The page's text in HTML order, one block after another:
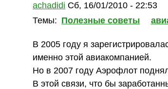
achadidi Сб, 16/01/2010 - 22:53
Темы: Полезные советы
В 2005 году я
именно этой авиакомпанией.
Но в 2007 году Аэрофлот
В этой связи, что бы